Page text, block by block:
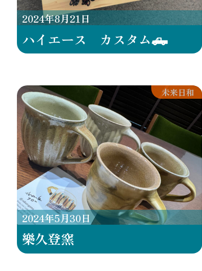
2024年8月21 日
ハイエース カスタム🛻
未来日和
2024年5月30日
樂久登窯